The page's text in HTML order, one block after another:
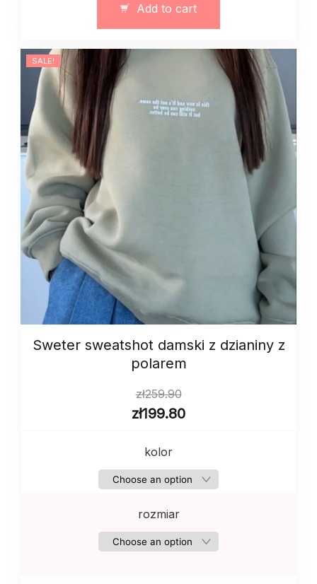
z
paskami
czarny
Add to cart
SALE!
Sweter sweatshot damski z dzianiny z
polarem
zł259.90
zł199.80
kolor
rozmiar